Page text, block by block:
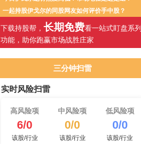
一起持股伊戈尔的同股网友如何评价手中股？
下载持股帮， 长期免费看一站式盯盘系列
功能，助你跑赢市场战胜庄家
三分钟扫雷
实时风险扫雷
高风险项
6/0
该股/行业
中风险项
0/0
该股/行业
低风险项
0/0
该股/行业